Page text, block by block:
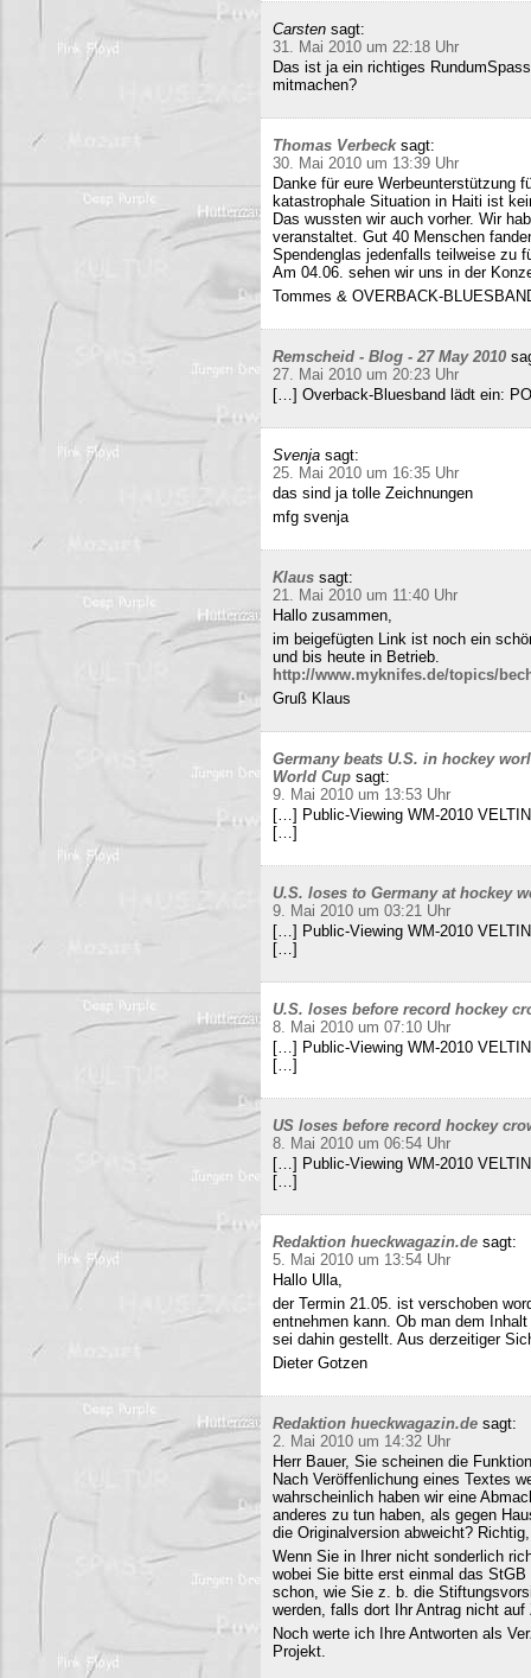
Carsten sagt:
31. Mai 2010 um 22:18 Uhr
Das ist ja ein richtiges
mitmachen?
Thomas Verbeck sagt:
30. Mai 2010 um 13:39 Uhr
Danke für eure Werbeunterstützung
katastrophale Situation in Haiti ist
Das wussten wir auch vorher. Wir
veranstaltet. Gut 40 Menschen
Spendenglas jedenfalls teilweise zu
Am 04.06. sehen wir uns in der
Tommes & OVERBACK-
Remscheid - Blog - 27 May 2010
27. Mai 2010 um 20:23 Uhr
[…] Overback-Bluesband lädt ein:
Svenja sagt:
25. Mai 2010 um 16:35 Uhr
das sind ja tolle Zeichnungen
mfg svenja
Klaus sagt:
21. Mai 2010 um 11:40 Uhr
Hallo zusammen,
im beigefügten Link ist noch ein
und bis heute in Betrieb.
http://www.myknifes.de/topics/
Gruß Klaus
Germany beats U.S. in hockey
World Cup sagt:
9. Mai 2010 um 13:53 Uhr
[…] Public-Viewing WM-2010
[…]
U.S. loses to Germany at hockey
9. Mai 2010 um 03:21 Uhr
[…] Public-Viewing WM-2010
[…]
U.S. loses before record hockey
8. Mai 2010 um 07:10 Uhr
[…] Public-Viewing WM-2010
[…]
US loses before record hockey
8. Mai 2010 um 06:54 Uhr
[…] Public-Viewing WM-2010
[…]
Redaktion hueckwagazin.de sagt:
5. Mai 2010 um 13:54 Uhr
Hallo Ulla,
der Termin 21.05. ist verschoben
entnehmen kann. Ob man dem
sei dahin gestellt. Aus derzeitiger
Dieter Gotzen
Redaktion hueckwagazin.de sagt:
2. Mai 2010 um 14:32 Uhr
Herr Bauer, Sie scheinen die
Nach Veröffenlichung eines Textes
wahrscheinlich haben wir eine
anderes zu tun haben, als gegen
die Originalversion abweicht?
Wenn Sie in Ihrer nicht sonderlich
wobei Sie bitte erst einmal das
schon, wie Sie z. b. die
werden, falls dort Ihr Antrag nicht
Noch werte ich Ihre Antworten als
Projekt.